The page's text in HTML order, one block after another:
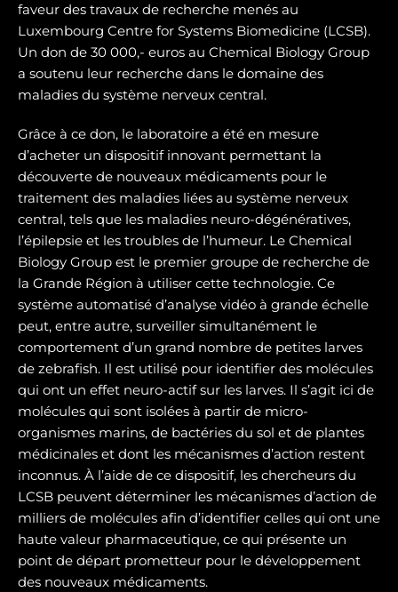
faveur des travaux de recherche menés au
Luxembourg Centre for Systems Biomedicine (LCSB).
Un don de 30 000,- euros au Chemical Biology Group
a soutenu leur recherche dans le domaine des
maladies du système nerveux central.
Grâce à ce don, le laboratoire a été en mesure
d’acheter un dispositif innovant permettant la
découverte de nouveaux médicaments pour le
traitement des maladies liées au système nerveux
central, tels que les maladies neuro-dégénératives,
l’épilepsie et les troubles de l’humeur. Le Chemical
Biology Group est le premier groupe de recherche de
la Grande Région à utiliser cette technologie. Ce
système automatisé d’analyse vidéo à grande échelle
peut, entre autre, surveiller simultanément le
comportement d’un grand nombre de petites larves
de zebrafish. Il est utilisé pour identifier des molécules
qui ont un effet neuro-actif sur les larves. Il s’agit ici de
molécules qui sont isolées à partir de micro-
organismes marins, de bactéries du sol et de plantes
médicinales et dont les mécanismes d’action restent
inconnus. À l’aide de ce dispositif, les chercheurs du
LCSB peuvent déterminer les mécanismes d’action de
milliers de molécules afin d’identifier celles qui ont une
haute valeur pharmaceutique, ce qui présente un
point de départ prometteur pour le développement
des nouveaux médicaments.